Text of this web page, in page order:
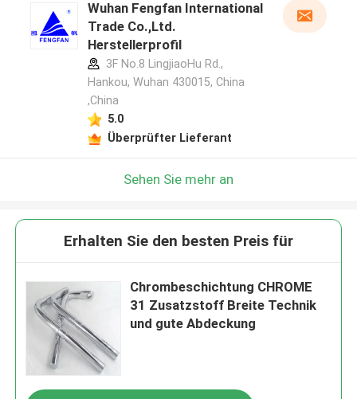
Wuhan Fengfan International
Trade Co.,Ltd.
Herstellerprofil
3F No.8 LingjiaoHu Rd.,
Hankou, Wuhan 430015, China
,China
5.0
Überprüfter Lieferant
Sehen Sie mehr an
Erhalten Sie den besten Preis für
Chrombeschichtung CHROME
31 Zusatzstoff Breite Technik
und gute Abdeckung